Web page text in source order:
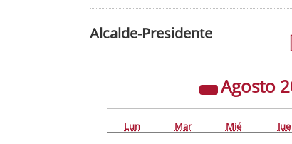
Alcalde-Presidente
Agosto
Lun Mar Mié Jue